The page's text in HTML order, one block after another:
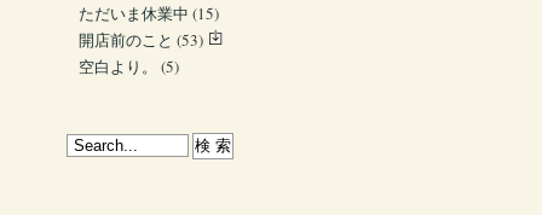
ただいま休業中 (15)
開店前のこと (53)
空白より。
(5)